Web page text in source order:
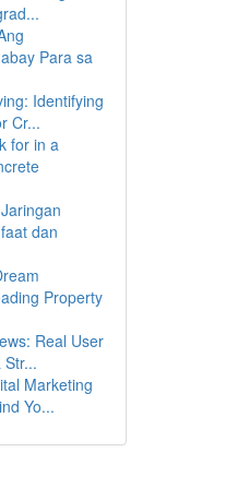
Para sa
Identifying
Cr...
for in a
dan
Property
Real User
Str...
Marketing
Yo...